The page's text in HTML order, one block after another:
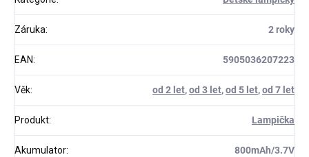
Záruka: 2 roky
EAN: 5905036207223
Věk: od 2 let,od 3 let,od 5 let,od 7 let
Produkt: Lampička
Akumulator: 800mAh/3.7V